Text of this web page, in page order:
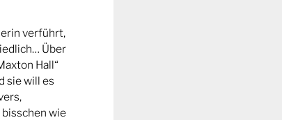
verführt,
Über
Hall“
sie will es
wie